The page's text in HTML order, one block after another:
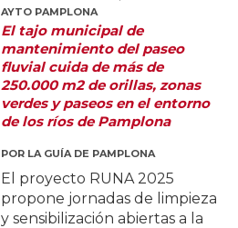
AYTO PAMPLONA
El tajo municipal de
mantenimiento del paseo
fluvial cuida de más de
250.000 m2 de orillas, zonas
verdes y paseos en el entorno
de los ríos de Pamplona
POR LA GUÍA DE PAMPLONA
El proyecto RUNA 2025
propone jornadas de limpieza
y sensibilización abiertas a la